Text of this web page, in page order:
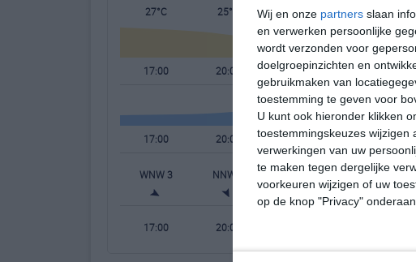
Wij en onze partners slaan
en verwerken persoonlijke
wordt verzonden voor
doelgroepinzichten en
gebruikmaken van
toestemming te geven voor
U kunt ook hieronder klikken
toestemmingskeuzes wijzigen
verwerkingen van uw
te maken tegen dergelijke
voorkeuren wijzigen of uw
op de knop "Privacy"
27°C 25°C 18°C 16°C
17:00 20:00 23:00 02:00
17:00 20:00 23:00 02:00
WNW 3 NNW 2 NNW 1 NNW 1
17:00 20:00